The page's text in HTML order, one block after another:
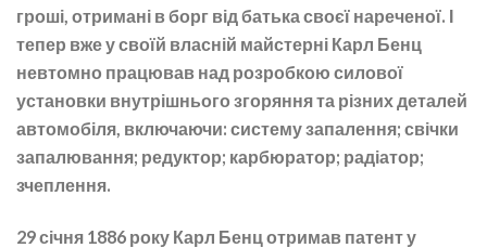
гроші, отримані в борг від батька своєї нареченої. І
тепер вже у своїй власній майстерні Карл Бенц
невтомно працював над розробкою силової
установки внутрішнього згоряння та різних деталей
автомобіля, включаючи: систему запалення; свічки
запалювання; редуктор; карбюратор; радіатор;
зчеплення.
29 січня 1886 року Карл Бенц отримав патент у